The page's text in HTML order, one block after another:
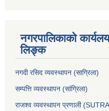
नगरपालिकाको
लिङ्क
नगदी रसिद व्यवस्थापन (साग्रिला)
सम्पत्ति व्यवस्थापन (सांग्रिला)
राजश्व व्यवस्थापन प्रणाली